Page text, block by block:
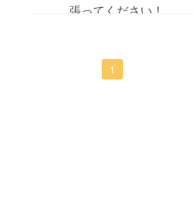
張ってください！
1